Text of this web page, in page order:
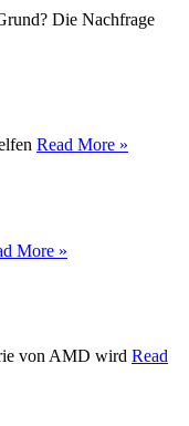
Die Nachfrage
Read More »
More »
von AMD wird Read